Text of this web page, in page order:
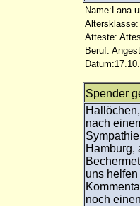
Name:Lana
Altersklasse:
Atteste:
Beruf:
Spender
nach
Hamburg,
uns
noch